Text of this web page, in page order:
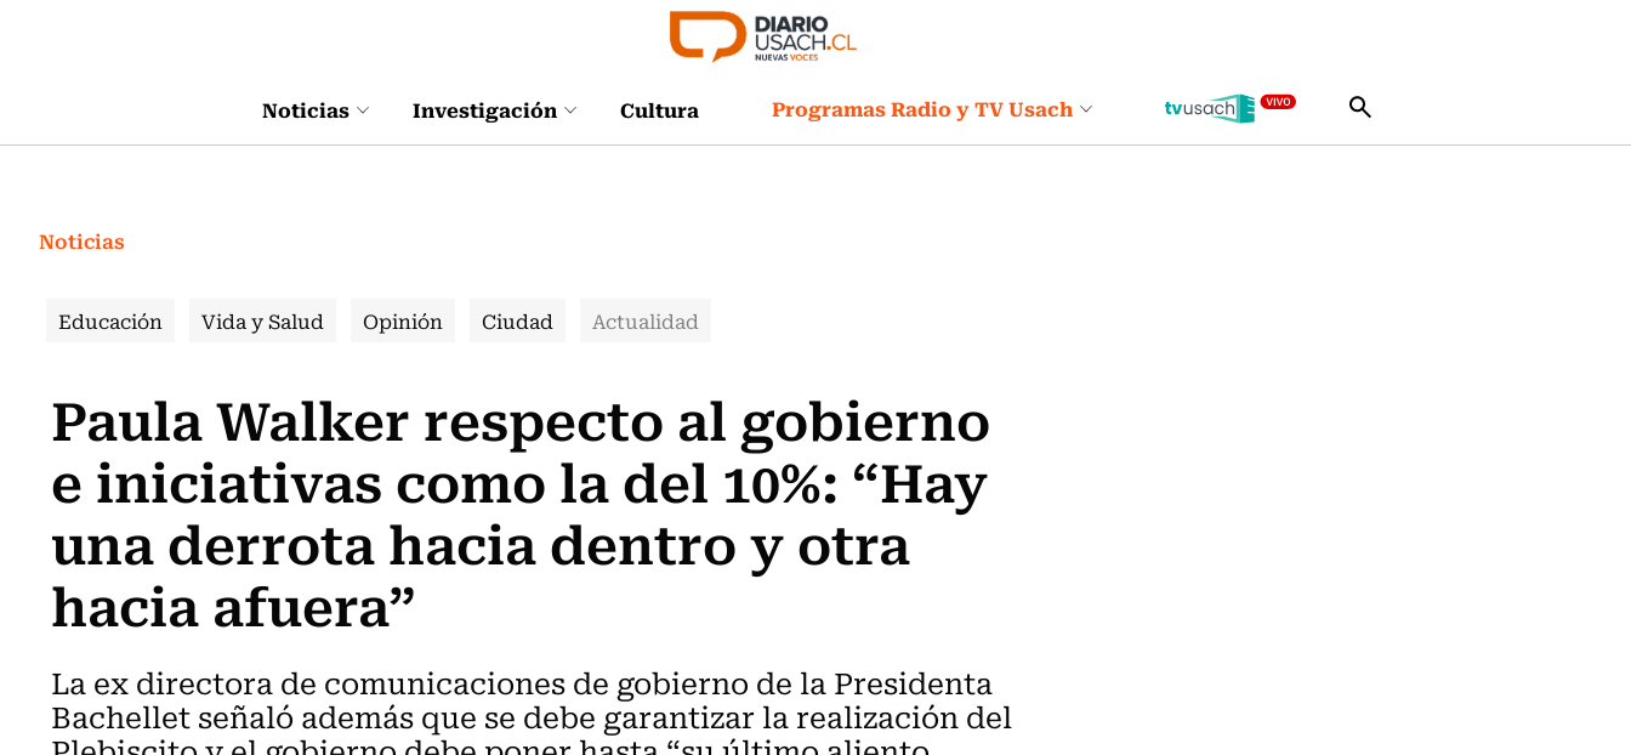
Noticias Investigación Cultura Programas Radio y TV Usach
Noticias
Educación Vida y Salud Opinión Ciudad Actualidad
Paula Walker respecto al gobierno
e iniciativas como la del 10%: “Hay
una derrota hacia dentro y otra
hacia afuera”
La ex directora de comunicaciones de gobierno de la Presidenta
Bachellet señaló además que se debe garantizar la realización del